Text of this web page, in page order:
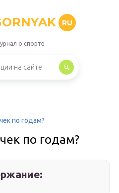
RU
о спорте
по годам?
по годам?